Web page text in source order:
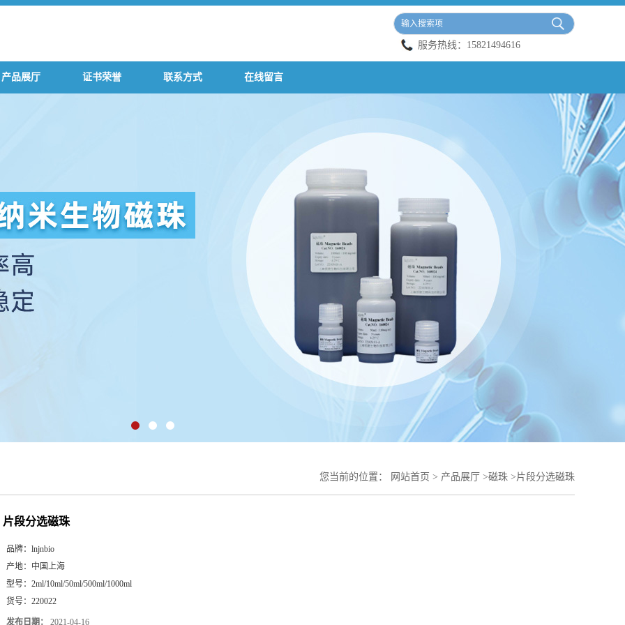
服务热线： 15821494616
产品展厅 证书荣誉 联系方式 在线留言
您当前的位置： 网站首页 > 产品展厅 >磁珠 >片段分选磁珠
片段分选磁珠
品牌： lnjnbio
产地： 中国上海
型号： 2ml/10ml/50ml/500ml/1000ml
货号： 220022
发布日期： 2021-04-16